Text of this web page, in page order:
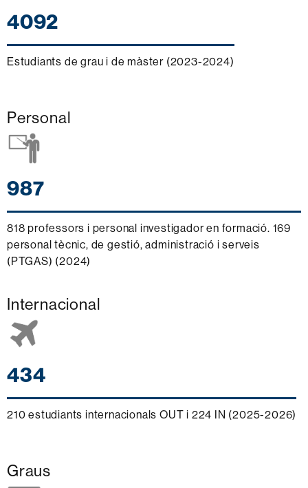
4092
Estudiants de grau i de màster (2023-2024)
Personal
987
818 professors i personal investigador en formació. 169
personal tècnic, de gestió, administració i serveis
(PTGAS) (2024)
Internacional
434
210 estudiants internacionals OUT i 224 IN (2025-2026)
Graus